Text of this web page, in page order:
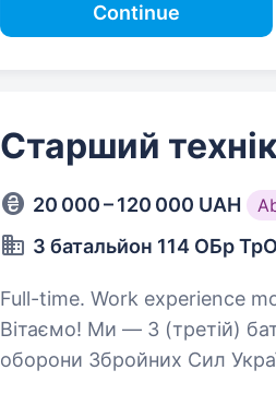
Continue
Старший
20 000 – 120 000 UAH
3 батальйон 114 ОБр ТрО
Full-time. Work experience
Вітаємо! Ми — 3 (третій)
оборони Збройних Сил